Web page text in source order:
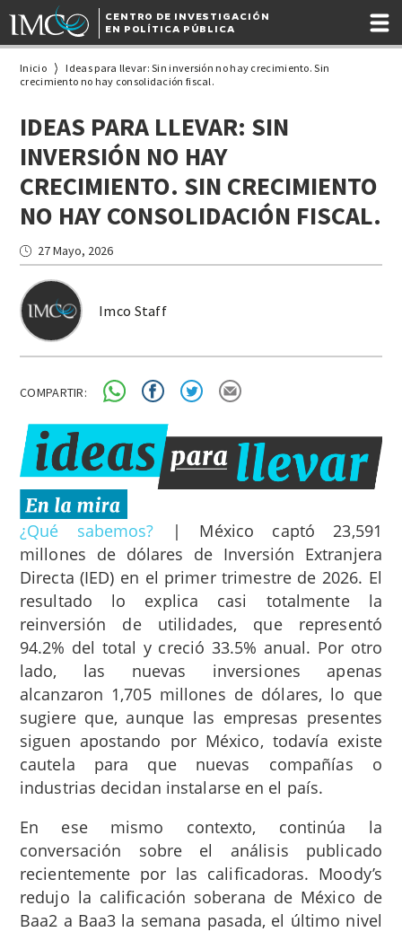
CENTRO DE INVESTIGACIÓN
EN POLÍTICA PÚBLICA
Inicio
Ideas para llevar: Sin inversión no hay crecimiento. Sin
crecimiento no hay consolidación fiscal.
IDEAS PARA LLEVAR: SIN
INVERSIÓN NO HAY
CRECIMIENTO. SIN CRECIMIENTO
NO HAY CONSOLIDACIÓN FISCAL.
Imco Staff
27 Mayo, 2026
COMPARTIR:
¿Qué sabemos? |
México captó 23,591
millones de dólares de Inversión Extranjera
Directa (IED) en el primer trimestre de 2026. El
resultado lo explica casi totalmente la
reinversión de utilidades, que representó
94.2% del total y creció 33.5% anual. Por otro
lado, las nuevas inversiones apenas
alcanzaron 1,705 millones de dólares, lo que
sugiere que, aunque las empresas presentes
siguen apostando por México, todavía existe
cautela para que nuevas compañías o
industrias decidan instalarse en el país.
En ese mismo contexto, continúa la
conversación sobre el análisis publicado
recientemente por las calificadoras. Moody’s
redujo la calificación soberana de México de
Baa2 a Baa3 la semana pasada, el último nivel